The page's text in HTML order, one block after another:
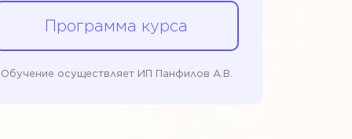
Программа курса
Обучение осуществляет ИП Панфилов А.В.